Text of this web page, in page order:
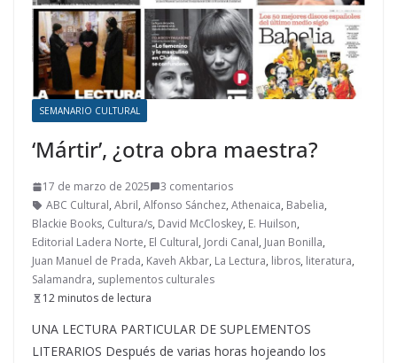
SEMANARIO CULTURAL
‘Mártir’, ¿otra obra maestra?
17 de marzo de 2025
3 comentarios
ABC Cultural, Abril, Alfonso Sánchez, Athenaica, Babelia,
Blackie Books, Cultura/s, David McCloskey, E. Huilson,
Editorial Ladera Norte, El Cultural, Jordi Canal, Juan Bonilla,
Juan Manuel de Prada, Kaveh Akbar, La Lectura, libros, literatura,
Salamandra, suplementos culturales
12 minutos de lectura
UNA LECTURA PARTICULAR DE SUPLEMENTOS
LITERARIOS Después de varias horas hojeando los